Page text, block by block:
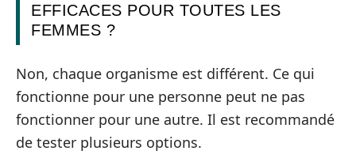
EFFICACES POUR TOUTES LES
FEMMES ?
Non, chaque organisme est différent. Ce qui
fonctionne pour une personne peut ne pas
fonctionner pour une autre. Il est recommandé
de tester plusieurs options.